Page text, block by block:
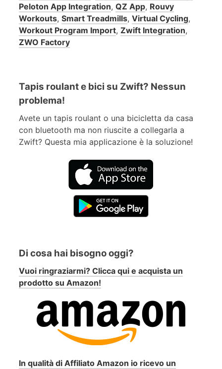
Peloton App Integration, QZ App, Rouvy
Workouts, Smart Treadmills, Virtual Cycling,
Workout Program Import, Zwift Integration,
ZWO Factory
Tapis roulant e bici su Zwift? Nessun
problema!
Avete un tapis roulant o una bicicletta da casa
con bluetooth ma non riuscite a collegarla a
Zwift? Questa mia applicazione è la soluzione!
Di cosa hai bisogno oggi?
Vuoi ringraziarmi? Clicca qui e acquista un
prodotto su Amazon!
In qualità di Affiliato Amazon io ricevo un